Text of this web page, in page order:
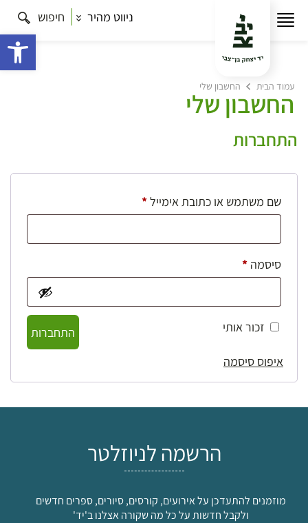
ניווט מהיר חיפוש
עמוד הבית החשבון שלי
החשבון שלי
התחברות
שם משתמש או כתובת אימייל*חובה
סיסמה *חובה
זכור אותי
התחברות
איפוס סיסמה
הרשמה לניוזלטר
מוזמנים להתעדכן על אירועים, קורסים, סיורים, ספרים חדשים
ולקבל חדשות על כל מה שקורה אצלנו ב'יד'